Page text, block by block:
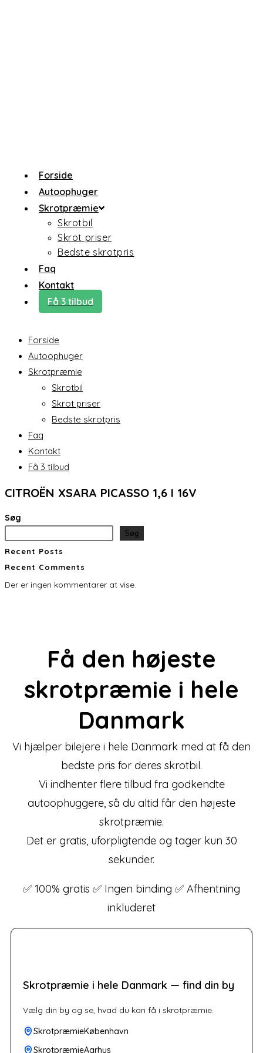
Forside
Autoophuger
Skrotpræmie
Skrotbil
Skrot priser
Bedste skrotpris
Faq
Kontakt
Få 3 tilbud
Forside
Autoophuger
Skrotpræmie
Skrotbil
Skrot priser
Bedste skrotpris
Faq
Kontakt
Få 3 tilbud
CITROËN XSARA PICASSO 1,6 I 16V
Søg
Søg
Recent Posts
Recent Comments
Der er ingen kommentarer at vise.
Få den højeste
skrotpræmie i hele
Danmark
Vi hjælper bilejere i hele Danmark med at få den
bedste pris for deres skrotbil.
Vi indhenter flere tilbud fra godkendte
autoophuggere, så du altid får den højeste
skrotpræmie.
Det er gratis, uforpligtende og tager kun 30
sekunder.
✅ 100% gratis ✅ Ingen binding ✅ Afhentning
inkluderet
Skrotpræmie i hele Danmark — find din by
Vælg din by og se, hvad du kan få i skrotpræmie.
SkrotpræmieKøbenhavn
SkrotpræmieAarhus